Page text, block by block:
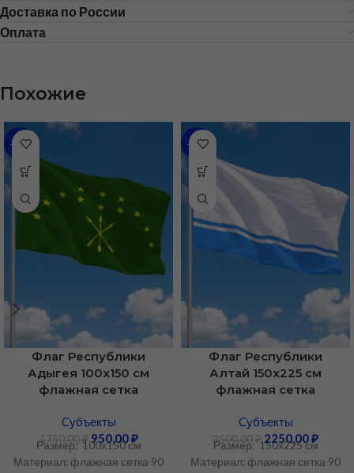
Доставка по России
Оплата
Похожие
-46%
Флаг Республики
Адыгея 100х150 см
флажная сетка
Cубъекты
1750,00₽ 950,00₽
Размер: 100х150 см
Материал: флажная сетка 90
-36%
Флаг Республики
Алтай 150х225 см
флажная сетка
Cубъекты
3500,00₽ 2250,00₽
Размер: 150х225 см
Материал: флажная сетка 90